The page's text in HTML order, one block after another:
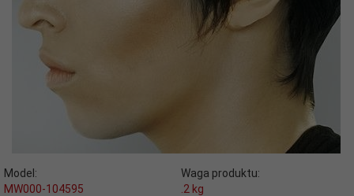
Model:
MW000-104595
Waga produktu:
.2 kg